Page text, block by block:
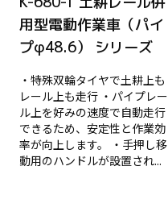
用型電動作業車（パイ
プφ48.6） シリーズ
・特殊双輪タイヤで土耕上も
レール上も走行 ・パイプレー
ル上を好みの速度で自動走行
できるため、安定性と作業効
率が向上します。 ・手押し移
動用のハンドルが設置され...